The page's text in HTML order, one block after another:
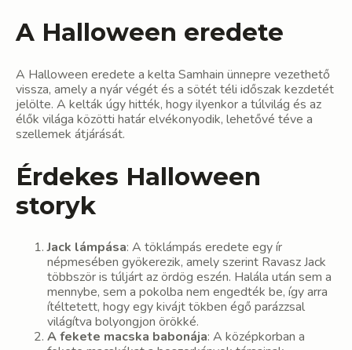
A Halloween eredete
A Halloween eredete a kelta Samhain ünnepre vezethető
vissza, amely a nyár végét és a sötét téli időszak kezdetét
jelölte. A kelták úgy hitték, hogy ilyenkor a túlvilág és az
élők világa közötti határ elvékonyodik, lehetővé téve a
szellemek átjárását.
Érdekes Halloween
storyk
Jack lámpása: A töklámpás eredete egy ír
népmesében gyökerezik, amely szerint Ravasz Jack
többször is túljárt az ördög eszén. Halála után sem a
mennybe, sem a pokolba nem engedték be, így arra
ítéltetett, hogy egy kivájt tökben égő parázzsal
világítva bolyongjon örökké.
A fekete macska babonája: A középkorban a